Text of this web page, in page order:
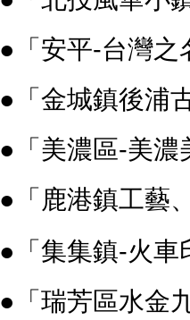
●「安平-台灣之
●「金城鎮後浦
●「美濃區-美濃
●「鹿港鎮工藝
●「集集鎮-火車
●「瑞芳區水金